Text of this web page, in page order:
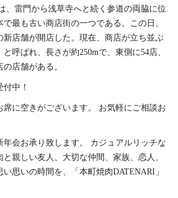
、雷門から浅草寺へと続く参道の両脇に位
最も古い商店街の一つである。この日、
新店舗が開店した。現在、商店が立ち並ぶ
呼ばれ、長さが約250mで、東側に54店、
店舗がある。
付中！
席に空きがございます。 お気軽にご相談お
年会お承り致します。 カジュアルリッチな
親しい友人、大切な仲間、家族、恋人、
思いの時間を、「本町焼肉DATENARI」